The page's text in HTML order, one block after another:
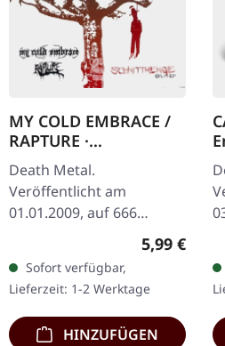
MY COLD EMBRACE /
RAPTURE ·
Schnittmenge Split |
CD
Death Metal.
Veröffentlicht am
01.01.2009, auf 666
Records. Rapture Evil
Shade Of Paradise 5:14
My Cold Embrace
Radiating Restlessness
2:48 Rapture…
Regulärer
5,99 €
Sofort verfügbar,
Lieferzeit: 1-2 Werktage
HINZUFÜGEN